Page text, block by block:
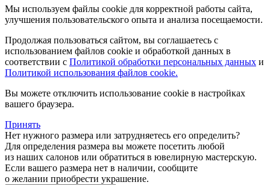
Мы используем файлы cookie для корректной работы сайта,
улучшения пользовательского опыта и анализа посещаемости.
Продолжая пользоваться сайтом, вы соглашаетесь с
использованием файлов cookie и обработкой данных в
соответствии с Политикой обработки персональных данных и
Политикой использования файлов cookie.
Вы можете отключить использование cookie в настройках
вашего браузера.
Принять
Нет нужного размера или затрудняетесь его определить?
Для определения размера вы можете посетить любой
из наших салонов или обратиться в ювелирную мастерскую.
Если вашего размера нет в наличии, сообщите
о желании приобрести украшение.